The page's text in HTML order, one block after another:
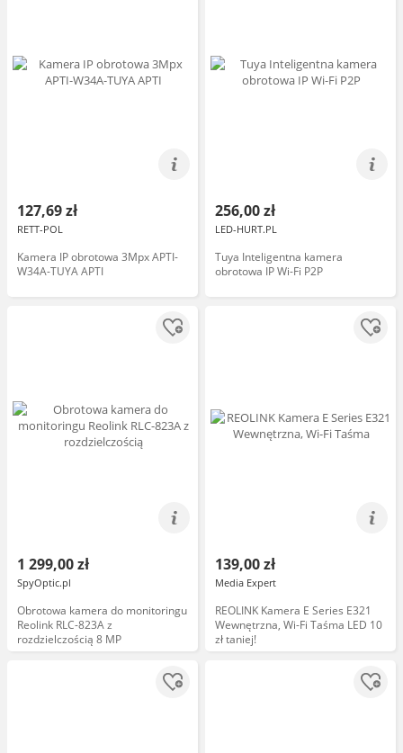
127,69 zł
RETT-POL
Kamera IP obrotowa 3Mpx APTI-
W34A-TUYA APTI
256,00 zł
LED-HURT.PL
Tuya Inteligentna kamera
obrotowa IP Wi-Fi P2P
1 299,00 zł
SpyOptic.pl
Obrotowa kamera do monitoringu
Reolink RLC-823A z
rozdzielczością 8 MP
139,00 zł
Media Expert
REOLINK Kamera E Series E321
Wewnętrzna, Wi-Fi Taśma LED 10
zł taniej!